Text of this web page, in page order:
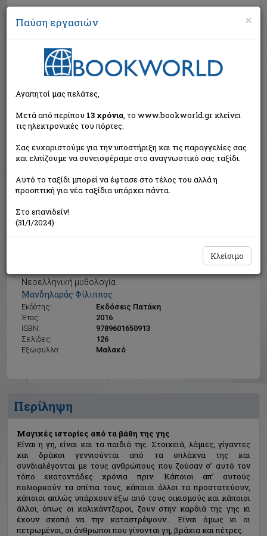
Αναζήτηση
Μαγικές ιστορίες από τα βάθη της γης
Νεοελληνική μυθολογία
Μανδηλαράς Φίλιππος
Εκδότης:
Εκδόσεις Πατάκη
Έτος:
2016
ISBN:
9789601650913
Σελίδες:
126
Εξώφυλλο:
Μαλακό
Η τιμή μας:
Δεν υπάρχει δυνατότητα παραγγελίας
Περίληψη
Μαγικές ιστορίες από τα βάθη της γης
Είναι η γη, είναι και τα παιδιά της. Στοιχειά, λάμιες, γίγαντες
και δράκοι γεννιούνται από τα σπλάχνα της και
συνδιαλέγονται με τους ανθρώπους που ζούσαν σ’ αυτό τον
τόπο εκατοντάδες χρόνια πριν. Κάποιοι απ’ αυτούς
πολιορκούν τα σπίτια τους, κάποιοι άλλοι τα προστατεύουν,
κάποιοι απλώς υπάρχουν έξω από τους οικισμούς και κάποιοι
άλλοι, όπως οι καλικάντζαροι, ζουν στην καρδιά της γης κι
έχουν σκοπό να την καταστρέψουν... Είναι όμως κι οι
πετρωμένοι, οι άνθρωποι που γίνονται γη, βράχια και πέτρες.
×
Παύση εργασιών
Αγαπητοί μας πελάτες,
Μετά από περίπου 13 χρόνια, το www.bookworld.gr κλείνει
τις ηλεκτρονικές του πόρτες.
Σας ευχαριστούμε για την υποστήριξη και τις παραγγελίες σας
και ελπίζουμε να συνεισφέραμε στο αναγνωστικό σας ταξίδι.
Αυτό το ταξίδι μπορεί να έφτασε στο τέλος του αλλά η
προοπτική για νέα ταξίδια υπάρχει πάντα.
Στο επανιδείν!
(31/1/2024)
Κλείσιμο